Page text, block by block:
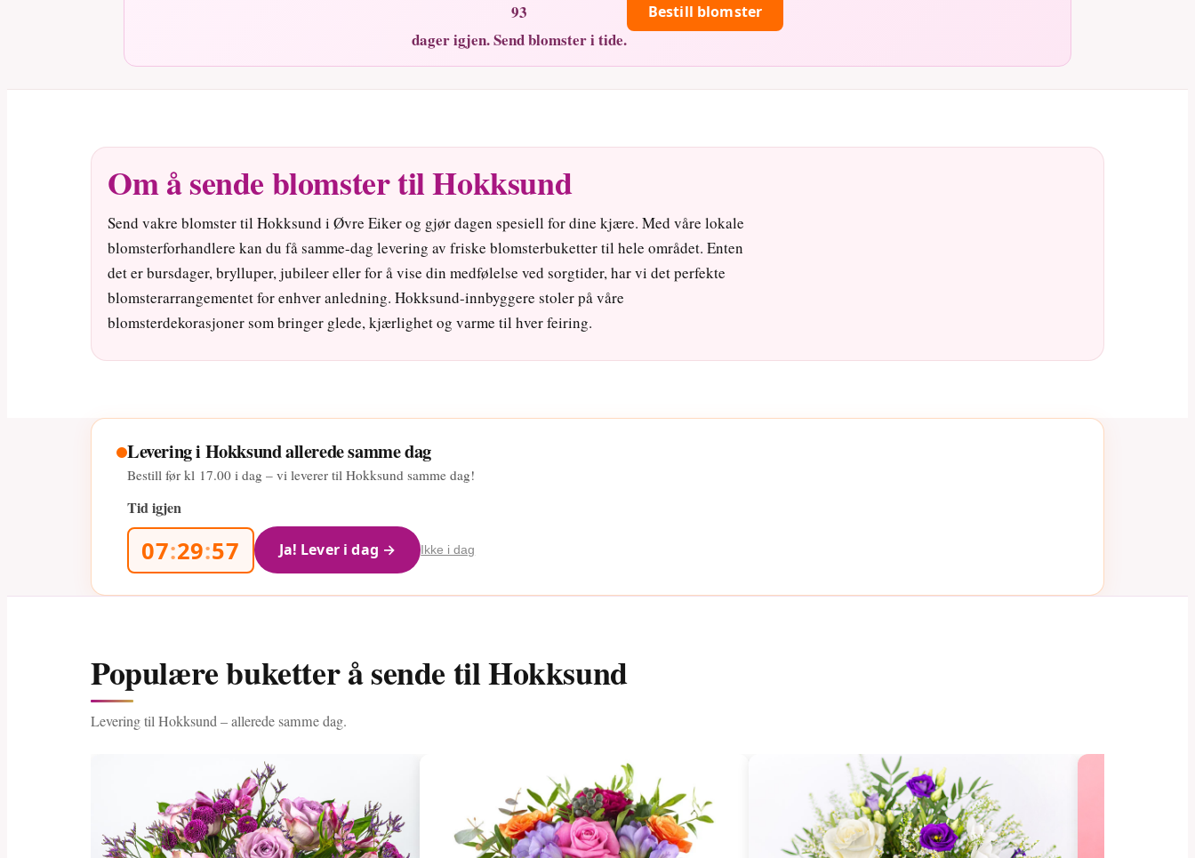
93
dager igjen. Send blomster i tide.
Bestill blomster
Om å sende blomster til Hokksund
Send vakre blomster til Hokksund i Øvre Eiker og gjør dagen spesiell for dine kjære. Med våre lokale
blomsterforhandlere kan du få samme-dag levering av friske blomsterbuketter til hele området. Enten
det er bursdager, brylluper, jubileer eller for å vise din medfølelse ved sorgtider, har vi det perfekte
blomsterarrangementet for enhver anledning. Hokksund-innbyggere stoler på våre
blomsterdekorasjoner som bringer glede, kjærlighet og varme til hver feiring.
Levering i Hokksund allerede samme dag
Bestill før kl 17.00 i dag – vi leverer til Hokksund samme dag!
Tid igjen
07:29:56 Ja! Lever i dag → Ikke i dag
Populære buketter å sende til Hokksund
Levering til Hokksund – allerede samme dag.